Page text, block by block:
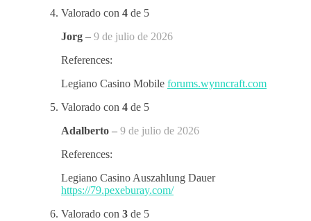
Valorado con 4 de 5
Jorg – 9 de julio de 2026
References:
Legiano Casino Mobile forums.wynncraft.com
Valorado con 4 de 5
Adalberto – 9 de julio de 2026
References:
Legiano Casino Auszahlung Dauer
https://79.pexeburay.com/
Valorado con 3 de 5